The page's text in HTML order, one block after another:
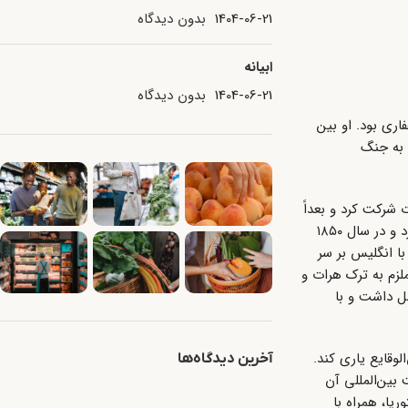
غفاری بود. او بین
به جنگ
میرزا در محاصره هرات شرکت کرد و بعداً
قیام‌های استان مازندران، اصفهان و گیلان را سرکوب نمود. او اقدامات ارتش ایران طی محاصرهٔ سال ۱۸۳۸ هرات را به‌صورت مکتوب ثبت کرد و در سال ۱۸۵۰
با انگلیس بر سر
پایان داد و ایران را ملزم به ترک هرات و
داشت و با
یاری کند.
بین‌المللی آن
همراه با
1404-06-21 بدون دیدگاه
ابیانه
1404-06-21 بدون دیدگاه
آخرین دیدگاه‌ها